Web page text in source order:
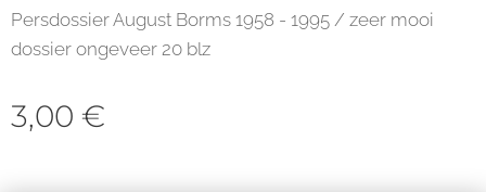
Persdossier August Borms 1958 - 1995 / zeer mooi
dossier ongeveer 20 blz
3,00 €